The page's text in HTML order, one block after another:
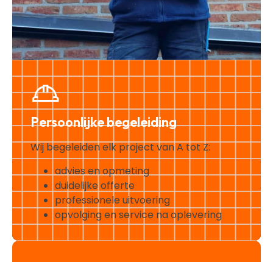
Persoonlijke begeleiding
Wij begeleiden elk project van A tot Z:
advies en opmeting
duidelijke offerte
professionele uitvoering
opvolging en service na oplevering